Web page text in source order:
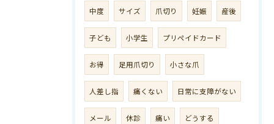
中度 サイズ 爪切り 妊娠 産後
子ども 小学生 プリペイドカード
お得 足用爪切り 小さな爪
人差し指 痛くない 日常に支障がない
メール 休診 痛い どうする